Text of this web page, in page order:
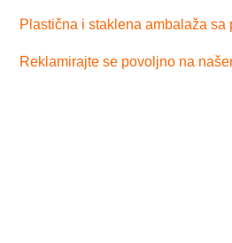
Plastična i staklena ambalaža sa
Reklamirajte se povoljno na